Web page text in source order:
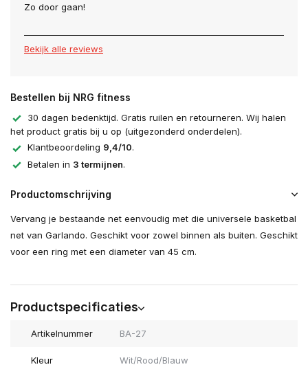
Zo door gaan!
Bekijk alle reviews
Bestellen bij NRG fitness
30 dagen bedenktijd. Gratis ruilen en retourneren. Wij halen
het product gratis bij u op (uitgezonderd onderdelen).
Klantbeoordeling 9,4/10.
Betalen in 3 termijnen.
Productomschrijving
Vervang je bestaande net eenvoudig met die universele basketbal
net van Garlando. Geschikt voor zowel binnen als buiten. Geschikt
voor een ring met een diameter van 45 cm.
Productspecificaties
Artikelnummer BA-27
Kleur Wit/Rood/Blauw